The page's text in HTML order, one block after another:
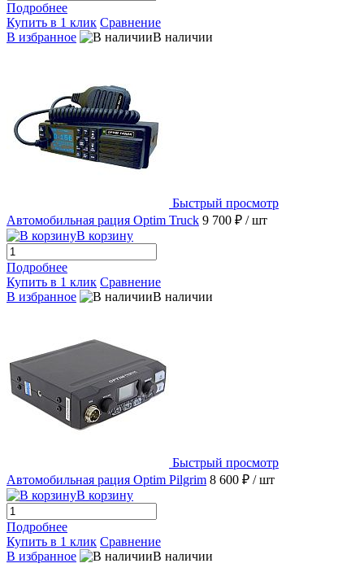
Подробнее
Купить в 1 клик Сравнение
В избранное
В наличии
Быстрый просмотр
Автомобильная рация Optim Truck 9 700 ₽ / шт
В корзину
Подробнее
Купить в 1 клик Сравнение
В избранное
В наличии
Быстрый просмотр
Автомобильная рация Optim Pilgrim 8 600 ₽ / шт
В корзину
Подробнее
Купить в 1 клик Сравнение
В избранное
В наличии